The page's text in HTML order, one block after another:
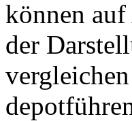
können
der